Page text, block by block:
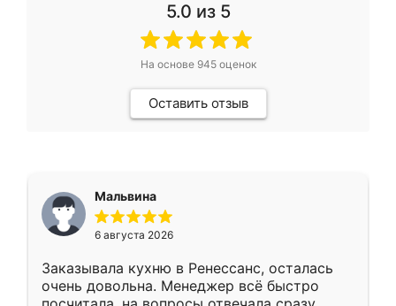
5.0 из 5
На основе 945оценок
Оставить отзыв
Мальвина
6 августа 2026
Заказывала кухню в Ренессанс, осталась
очень довольна. Менеджер всё быстро